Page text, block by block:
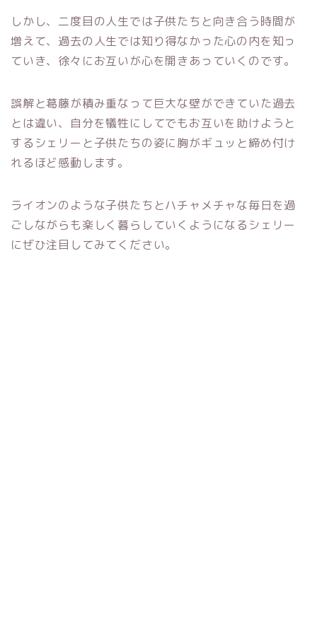
しかし、二度目の人生では子供たちと向き合う時間が
増えて、過去の人生では知り得なかった心の内を知っ
ていき、徐々にお互いが心を開きあっていくのです。
誤解と葛藤が積み重なって巨大な壁ができていた過去
とは違い、自分を犠牲にしてでもお互いを助けようと
するシェリーと子供たちの姿に胸がギュッと締め付け
れるほど感動します。
ライオンのような子供たちとハチャメチャな毎日を過
ごしながらも楽しく暮らしていくようになるシェリー
にぜひ注目してみてください。